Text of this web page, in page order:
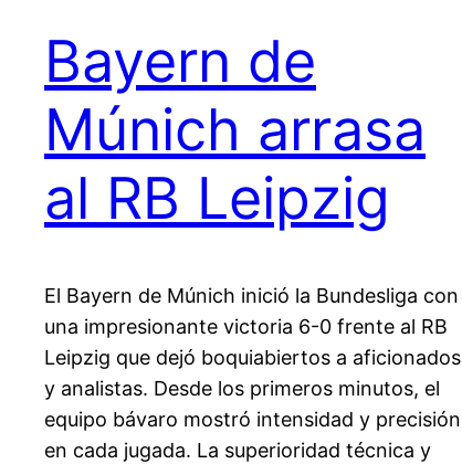
Bayern de
Múnich arrasa
al RB Leipzig
El Bayern de Múnich inició la Bundesliga con
una impresionante victoria 6-0 frente al RB
Leipzig que dejó boquiabiertos a aficionados
y analistas. Desde los primeros minutos, el
equipo bávaro mostró intensidad y precisión
en cada jugada. La superioridad técnica y